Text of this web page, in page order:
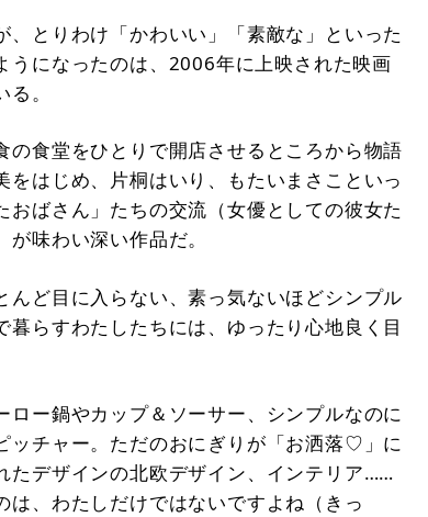
とりわけ「かわいい」「素敵な」といった
うになったのは、2006年に上映された映画
。
食堂をひとりで開店させるところから物語
はじめ、片桐はいり、もたいまさこといっ
ばさん」たちの交流（女優としての彼女た
味わい深い作品だ。
ど目に入らない、素っ気ないほどシンプル
らすわたしたちには、ゆったり心地良く目
ー鍋やカップ＆ソーサー、シンプルなのに
ッチャー。ただのおにぎりが「お洒落♡」に
たデザインの北欧デザイン、インテリア……
は、わたしだけではないですよね（きっ